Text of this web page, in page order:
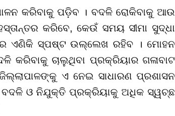
କରିବାକୁ ପଡ଼ିବ । ବଦଳି ରୋକିବାକୁ ଆଉ
କରିବେ, କେଉଁ ସମୟ ସୀମା ସୁଦ୍ଧା
ଏଣିକି ସ୍ପଷ୍ଟ ଉଲ୍ଲେଖ ରହିବ । ମୋହନ
ଚାଲୁଥିବା ପ୍ରକ୍ରିୟାର ଗଳାବାଟ
ଏ ନେଇ ସାଧାରଣ ପ୍ରଶାସନ
ବଦଳି ଓ ନିଯୁକ୍ତି ପ୍ରକ୍ରିୟାକୁ ଅଧିକ ସ୍ୱଚ୍ଛ